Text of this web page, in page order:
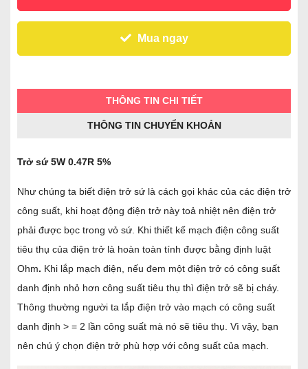
Mua ngay
THÔNG TIN CHI TIẾT
THÔNG TIN CHUYỂN KHOẢN
Trở sứ 5W 0.47R 5%
Như chúng ta biết điện trở sứ là cách gọi khác của các điện trở
công suất, khi hoạt động điện trở này toả nhiệt nên điện trở
phải được bọc trong vỏ sứ. Khi thiết kế mạch điện công suất
tiêu thụ của điện trở là hoàn toàn tính được bằng định luật
Ohm. Khi lắp mạch điện, nếu đem một điện trở có công suất
danh định nhỏ hơn công suất tiêu thụ thì điện trở sẽ bị cháy.
Thông thường người ta lắp điện trở vào mạch có công suất
danh định > = 2 lần công suất mà nó sẽ tiêu thụ. Vì vậy, bạn
nên chú ý chọn điện trở phù hợp với công suất của mạch.